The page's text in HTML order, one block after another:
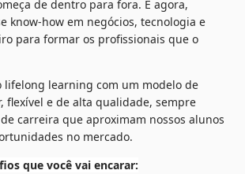
de dentro para fora. E agora,
know-how em negócios, tecnologia e
para formar os profissionais que o
lifelong learning com um modelo de
flexível e de alta qualidade, sempre
carreira que aproximam nossos alunos
no mercado.
que você vai encarar: